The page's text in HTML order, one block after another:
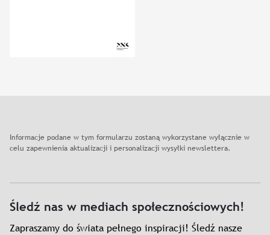
Informacje podane w tym formularzu zostaną wykorzystane wyłącznie w
celu zapewnienia aktualizacji i personalizacji wysyłki newslettera.
Śledź nas w mediach społecznościowych!
Zapraszamy do świata pełnego inspiracji! Śledź nasze